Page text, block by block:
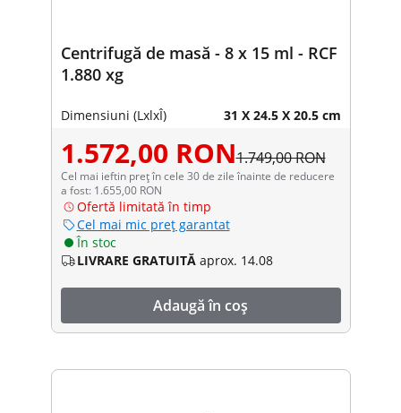
Centrifugă de masă - 8 x 15 ml - RCF
1.880 xg
Dimensiuni (LxlxÎ) 31 X 24.5 X 20.5 cm
1.572,00 RON1.749,00 RON
Cel mai ieftin preț în cele 30 de zile înainte de reducere
a fost: 1.655,00 RON
Ofertă limitată în timp
Cel mai mic preț garantat
În stoc
LIVRARE GRATUITĂ aprox. 14.08
Adaugă în coș